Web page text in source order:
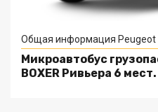
Общая информация Peugeot
Микроавтобус
BOXER Ривьера 6